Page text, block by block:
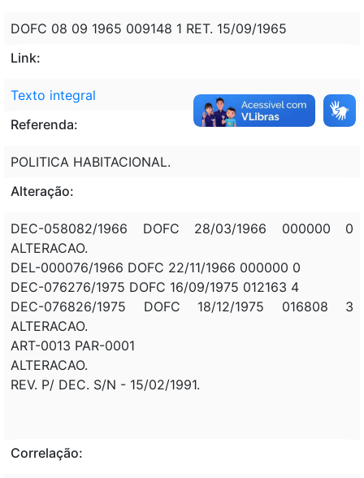
DOFC 08 09 1965 009148 1 RET. 15/09/1965
Link:
Texto integral
Referenda:
POLITICA HABITACIONAL.
Alteração:
DEC-058082/1966 DOFC 28/03/1966 000000 0
ALTERACAO.
DEL-000076/1966 DOFC 22/11/1966 000000 0
DEC-076276/1975 DOFC 16/09/1975 012163 4
DEC-076826/1975 DOFC 18/12/1975 016808 3
ALTERACAO.
ART-0013 PAR-0001
ALTERACAO.
REV. P/ DEC. S/N - 15/02/1991.
Correlação: